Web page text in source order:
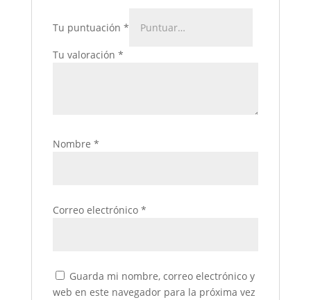
Tu puntuación *
Tu valoración *
Nombre *
Correo electrónico *
Guarda mi nombre, correo electrónico y
web en este navegador para la próxima vez